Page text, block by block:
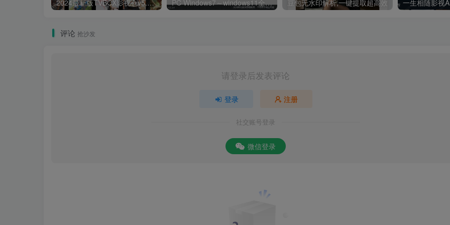
2024最新版TVBOX影视仓v5.0.25脱壳解密版 已去除弹窗提示及顶部提示 可内置tvbox仓库接口 内附三个修改版本 PC Windows7～windows11全能激活工具,office激活神器 豆包无水印解析,一键提取超高效
评论 抢沙发
请登录后发表评论
登录 注册
社交账号登录
微信登录